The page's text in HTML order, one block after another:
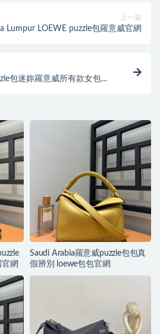
上一篇
Lumpur LOEWE puzzle包羅意威官網
包迷妳羅意威所有款女包圖
網
Saudi Arabia羅意威puzzle包包真
假辨別 loewe包包官網